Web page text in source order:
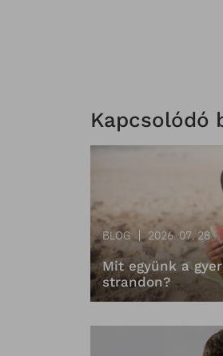
Kapcsolódó
BLOG 2026. 07. 28
Mit együnk a
strandon?